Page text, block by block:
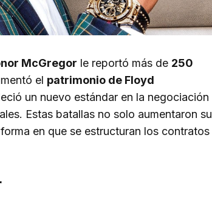
McGregor le reportó más de 250
el patrimonio de Floyd
un nuevo estándar en la negociación
Estas batallas no solo aumentaron su
en que se estructuran los contratos